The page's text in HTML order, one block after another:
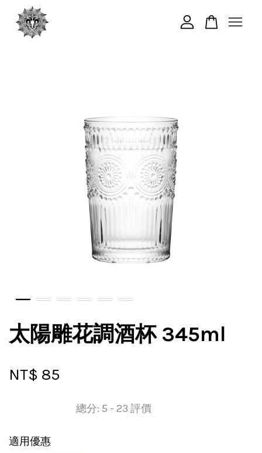
太陽雕花調酒杯 345ml
NT$ 85
總分: 5 - 23 評價
適用優惠